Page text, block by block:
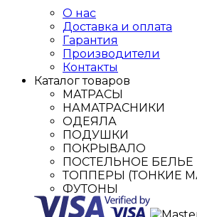
О нас
Доставка и оплата
Гарантия
Производители
Контакты
Каталог товаров
МАТРАСЫ
НАМАТРАСНИКИ
ОДЕЯЛА
ПОДУШКИ
ПОКРЫВАЛО
ПОСТЕЛЬНОЕ БЕЛЬЕ
ТОППЕРЫ (ТОНКИЕ
ФУТОНЫ